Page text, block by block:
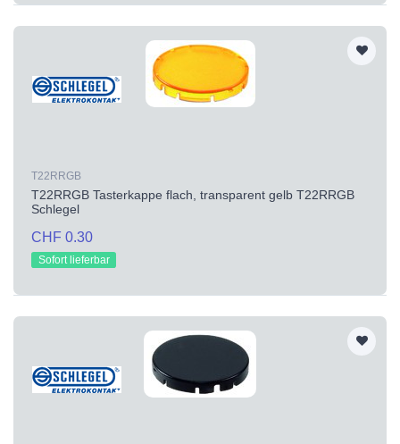
T22RRGB
T22RRGB Tasterkappe flach, transparent gelb T22RRGB
Schlegel
CHF 0.30
Sofort lieferbar